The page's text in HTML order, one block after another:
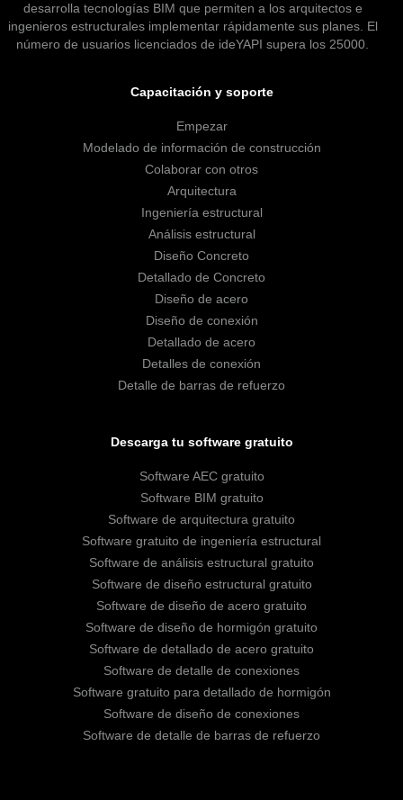
desarrolla tecnologías BIM que permiten a los arquitectos e
ingenieros estructurales implementar rápidamente sus planes. El
número de usuarios licenciados de ideYAPI supera los 25000.
Capacitación y soporte
Empezar
Modelado de información de construcción
Colaborar con otros
Arquitectura
Ingeniería estructural
Análisis estructural
Diseño Concreto
Detallado de Concreto
Diseño de acero
Diseño de conexión
Detallado de acero
Detalles de conexión
Detalle de barras de refuerzo
Descarga tu software gratuito
Software AEC gratuito
Software BIM gratuito
Software de arquitectura gratuito
Software gratuito de ingeniería estructural
Software de análisis estructural gratuito
Software de diseño estructural gratuito
Software de diseño de acero gratuito
Software de diseño de hormigón gratuito
Software de detallado de acero gratuito
Software de detalle de conexiones
Software gratuito para detallado de hormigón
Software de diseño de conexiones
Software de detalle de barras de refuerzo